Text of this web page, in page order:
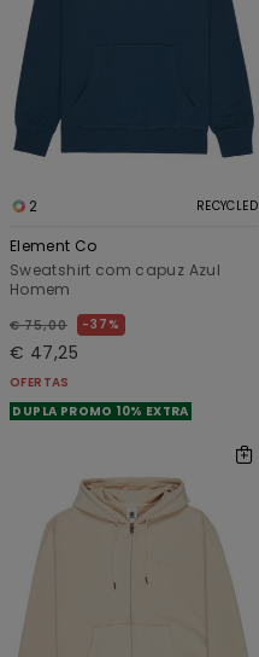
2 RECYCLED
Element Co
Sweatshirt com capuz Azul
Homem
€ 75,00 37%
€ 47,25
OFERTAS
DUPLA PROMO 10% EXTRA